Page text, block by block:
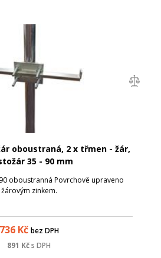
oboustraná, 2 x třmen - žár,
35 - 90 mm
oboustranná Povrchově upraveno
žárovým zinkem.
736Kč bez DPH
891 Kčs DPH